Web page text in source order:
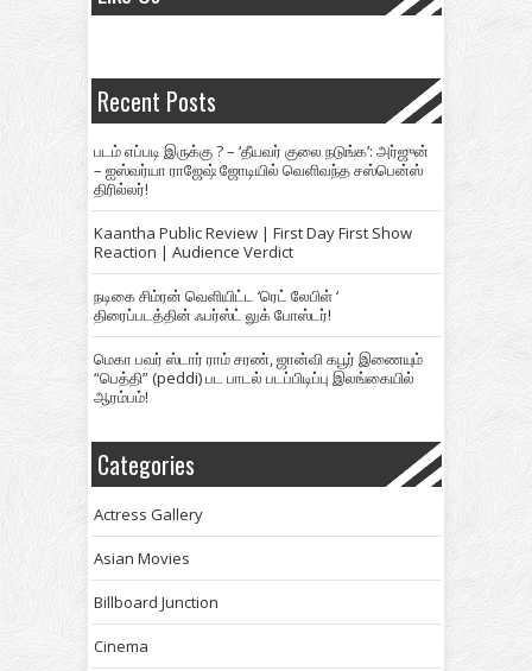
Recent Posts
படம் எப்படி இருக்கு ? – ‘தீயவர் குலை நடுங்க’: அர்ஜுன்
– ஐஸ்வர்யா ராஜேஷ் ஜோடியில் வெளிவந்த சஸ்பென்ஸ்
திரில்லர்!
Kaantha Public Review | First Day First Show
Reaction | Audience Verdict
நடிகை சிம்ரன் வெளியிட்ட ‘ரெட் லேபிள் ‘
திரைப்படத்தின் ஃபர்ஸ்ட் லுக் போஸ்டர்!
மெகா பவர் ஸ்டார் ராம் சரண், ஜான்வி கபூர் இணையும்
“பெத்தி” (peddi) பட பாடல் படப்பிடிப்பு இலங்கையில்
ஆரம்பம்!
Categories
Actress Gallery
Asian Movies
Billboard Junction
Cinema